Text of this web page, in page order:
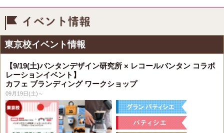
東京校イベント情報
【9/19(土)バンタンデザイン研究所 × レコールバンタン コラボ
レーションイベント】
カフェ ブランディング ワークショップ
09月19日(土)～